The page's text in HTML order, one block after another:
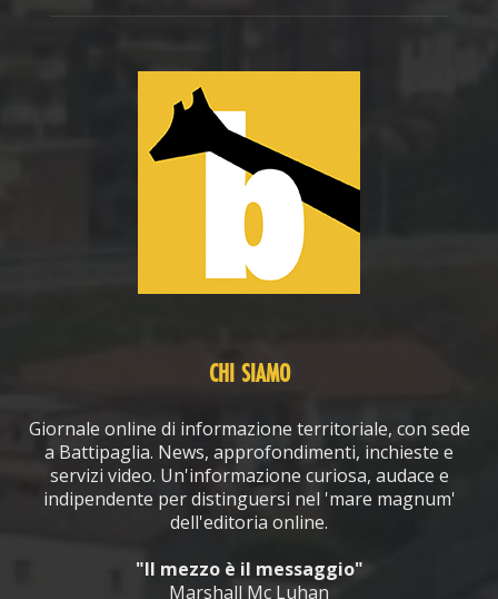
CHI SIAMO
Giornale online di informazione territoriale, con sede
a Battipaglia. News, approfondimenti, inchieste e
servizi video. Un'informazione curiosa, audace e
indipendente per distinguersi nel 'mare magnum'
dell'editoria online.
"Il mezzo è il messaggio"
Marshall Mc Luhan